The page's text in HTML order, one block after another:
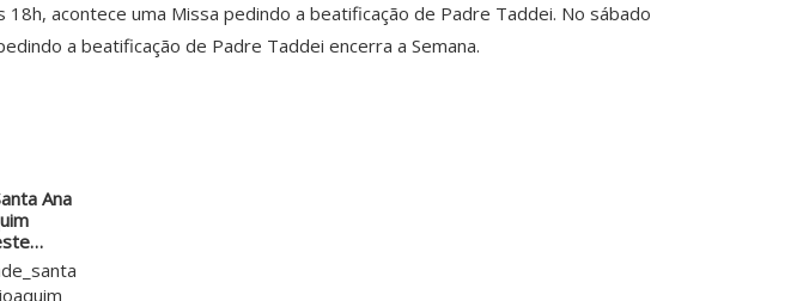
acontece uma Missa pedindo a beatificação de Padre Taddei. No sábado
a beatificação de Padre Taddei encerra a Semana.
Ana